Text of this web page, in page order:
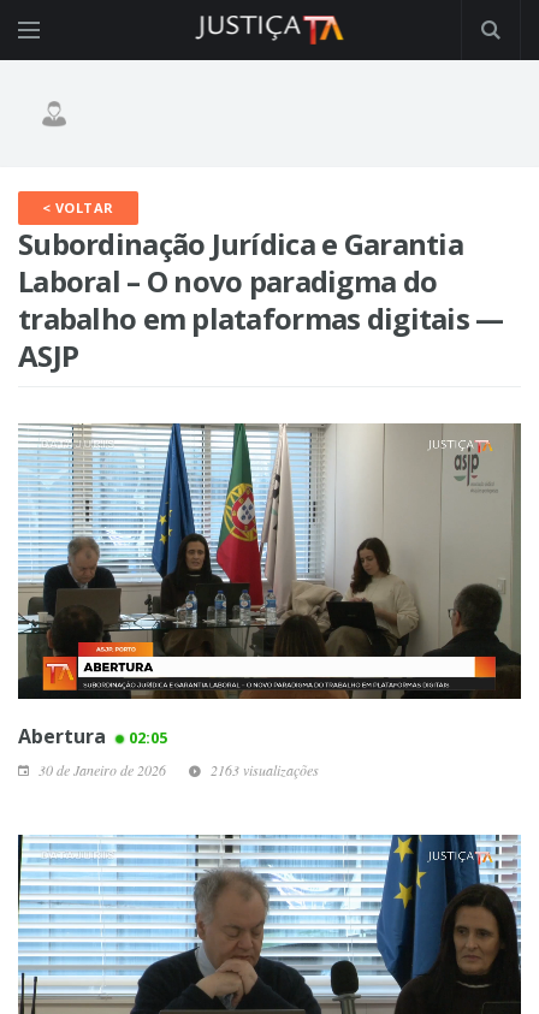
< VOLTAR
Subordinação Jurídica e Garantia
Laboral – O novo paradigma do
trabalho em plataformas digitais —
ASJP
Abertura 02:05
30 de Janeiro de 2026 2163 visualizações